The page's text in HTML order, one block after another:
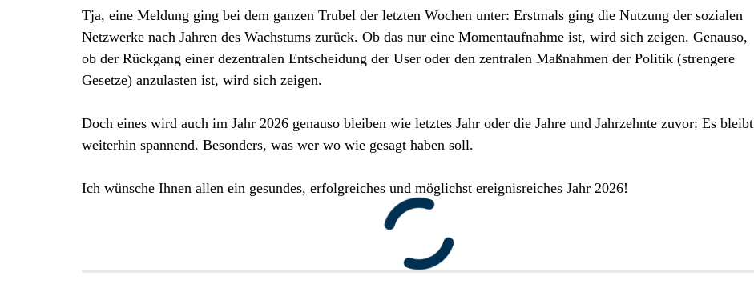
Tja, eine Meldung ging bei dem ganzen Trubel der letzten Wochen unter: Erstmals ging die Nutzung der sozialen
Netzwerke nach Jahren des Wachstums zurück. Ob das nur eine Momentaufnahme ist, wird sich zeigen. Genauso,
ob der Rückgang einer dezentralen Entscheidung der User oder den zentralen Maßnahmen der Politik (strengere
Gesetze) anzulasten ist, wird sich zeigen.
Doch eines wird auch im Jahr 2026 genauso bleiben wie letztes Jahr oder die Jahre und Jahrzehnte zuvor: Es bleibt
weiterhin spannend. Besonders, was wer wo wie gesagt haben soll.
Ich wünsche Ihnen allen ein gesundes, erfolgreiches und möglichst ereignisreiches Jahr 2026!